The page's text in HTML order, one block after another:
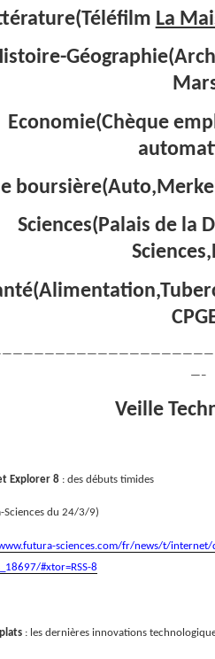
La
Economie(Chèque
Sciences(Palais de la
—–
Veille
Explorer 8 : des débuts timides
Sciences du 24/3/9)
sciences.com/fr/news/t/
#xtor=RSS-8
: les dernières innovations